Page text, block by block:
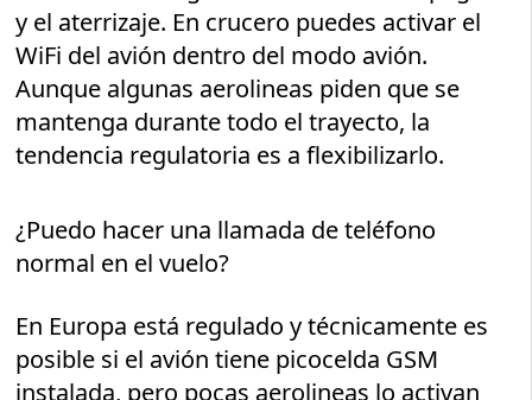
y el aterrizaje. En crucero puedes activar el
WiFi del avión dentro del modo avión.
Aunque algunas aerolineas piden que se
mantenga durante todo el trayecto, la
tendencia regulatoria es a flexibilizarlo.
¿Puedo hacer una llamada de teléfono
normal en el vuelo?
En Europa está regulado y técnicamente es
posible si el avión tiene picocelda GSM
instalada, pero pocas aerolineas lo activan